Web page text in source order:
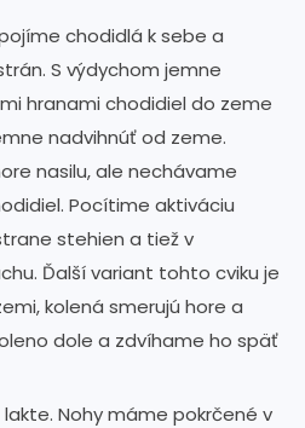
chodidlá k sebe a
S výdychom jemne
hranami chodidiel do zeme
nadvihnúť od zeme.
nasilu, ale nechávame
Pocítime aktiváciu
stehien a tiež v
Ďalší variant tohto cviku je
kolená smerujú hore a
dole a zdvíhame ho späť
Nohy máme pokrčené v